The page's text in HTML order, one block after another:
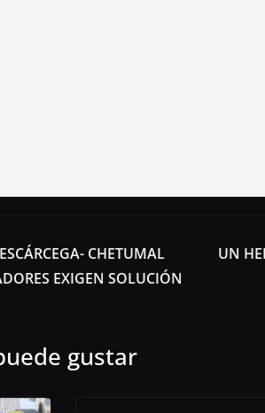
CHETUMAL
EXIGEN SOLUCIÓN
UN
gustar